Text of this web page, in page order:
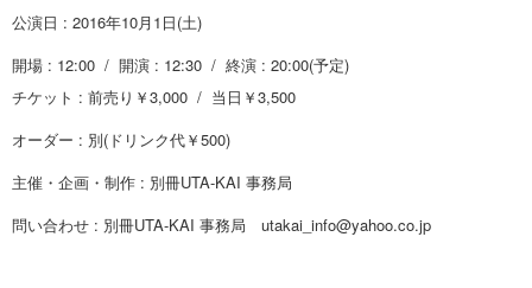
公演日 : 2016年10月1日(土)
開場 : 12:00 / 開演 : 12:30 / 終演 : 20:00(予定)
チケット : 前売り￥3,000 / 当日￥3,500
オーダー : 別(ドリンク代￥500)
主催・企画・制作 : 別冊UTA-KAI 事務局
問い合わせ : 別冊UTA-KAI 事務局 utakai_info@yahoo.co.jp